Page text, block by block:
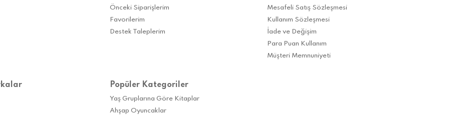
Önceki Siparişlerim
Favorilerim
Destek Taleplerim
Mesafeli Satış Sözleşmesi
Kullanım Sözleşmesi
İade ve Değişim
Para Puan Kullanım
Müşteri Memnuniyeti
Popüler Kategoriler
Yaş Gruplarına Göre Kitaplar
Ahşap Oyuncaklar